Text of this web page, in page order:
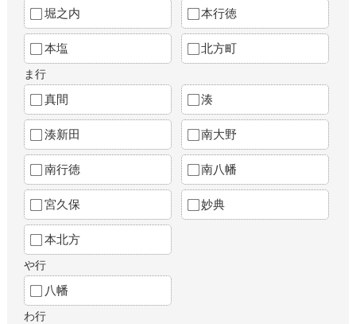
堀之内 本行徳
本塩 北方町
ま行
真間 湊
湊新田 南大野
南行徳 南八幡
宮久保 妙典
本北方
や行
八幡
わ行